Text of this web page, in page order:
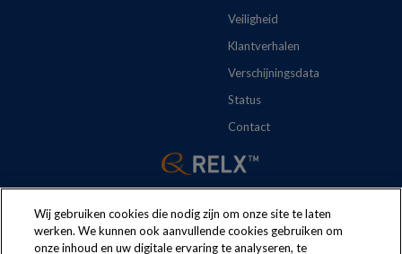
Veiligheid
Klantverhalen
Verschijningsdata
Status
Contact
Wij gebruiken cookies die nodig zijn om onze site te laten
werken. We kunnen ook aanvullende cookies gebruiken om
onze inhoud en uw digitale ervaring te analyseren, te